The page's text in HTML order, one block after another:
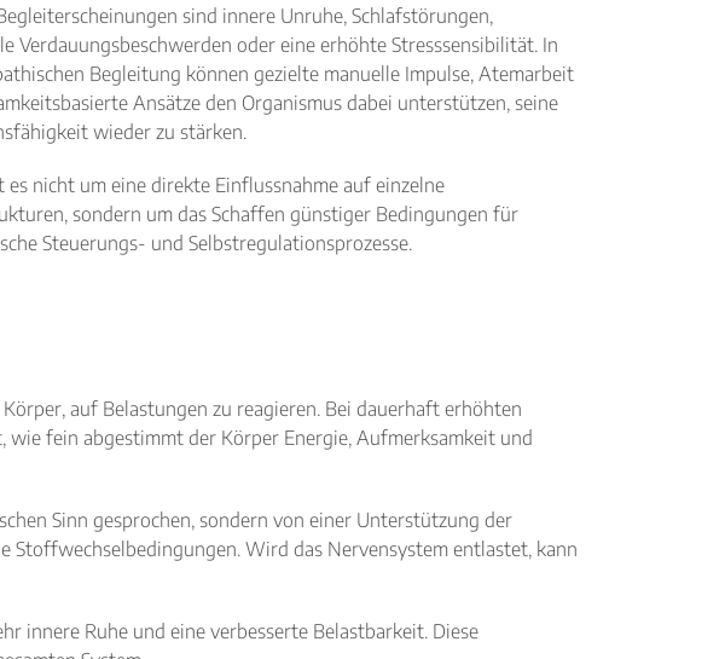
sind innere Unruhe, Schlafstörungen,
Verdauungsbeschwerden oder eine erhöhte Stresssensibilität. In
Begleitung können gezielte manuelle Impulse, Atemarbeit
Ansätze den Organismus dabei unterstützen, seine
wieder zu stärken.
es nicht um eine direkte Einflussnahme auf einzelne
sondern um das Schaffen günstiger Bedingungen für
Steuerungs- und Selbstregulationsprozesse.
auf Belastungen zu reagieren. Bei dauerhaft erhöhten
fein abgestimmt der Körper Energie, Aufmerksamkeit und
Sinn gesprochen, sondern von einer Unterstützung der
Stoffwechselbedingungen. Wird das Nervensystem entlastet, kann
innere Ruhe und eine verbesserte Belastbarkeit. Diese